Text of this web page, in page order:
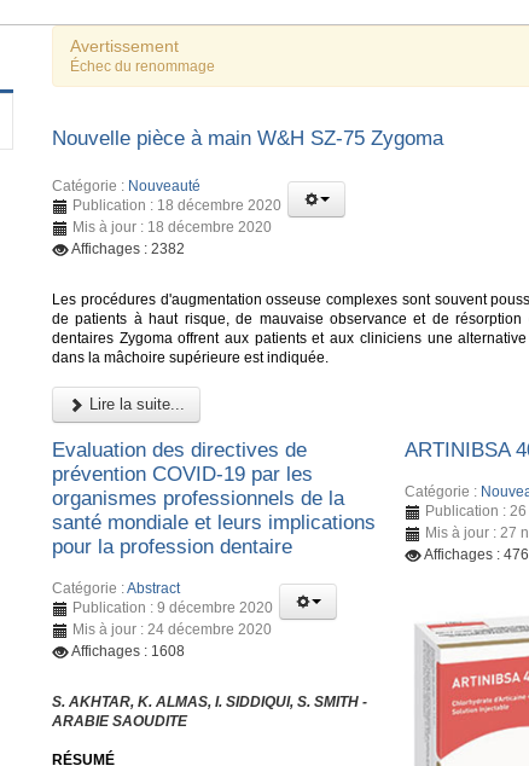
Avertissement
Échec du renommage
Nouvelle pièce à main W&H SZ-75 Zygoma
Catégorie : Nouveauté
Publication : 18 décembre 2020
Mis à jour : 18 décembre 2020
Affichages : 2382
Les procédures d'augmentation osseuse complexes sont souvent
de patients à haut risque, de mauvaise observance et de résorption
dentaires Zygoma offrent aux patients et aux cliniciens une
dans la mâchoire supérieure est indiquée.
Lire la suite...
Evaluation des directives de
prévention COVID-19 par les
organismes professionnels de la
santé mondiale et leurs implications
pour la profession dentaire
Catégorie :Abstract
Publication : 9 décembre 2020
Mis à jour : 24 décembre 2020
Affichages : 1608
S. AKHTAR, K. ALMAS, I. SIDDIQUI, S. SMITH -
ARABIE SAOUDITE
RÉSUMÉ
ARTINIBSA
Catégorie :
Publication :
Mis à jour : 27
Affichages :